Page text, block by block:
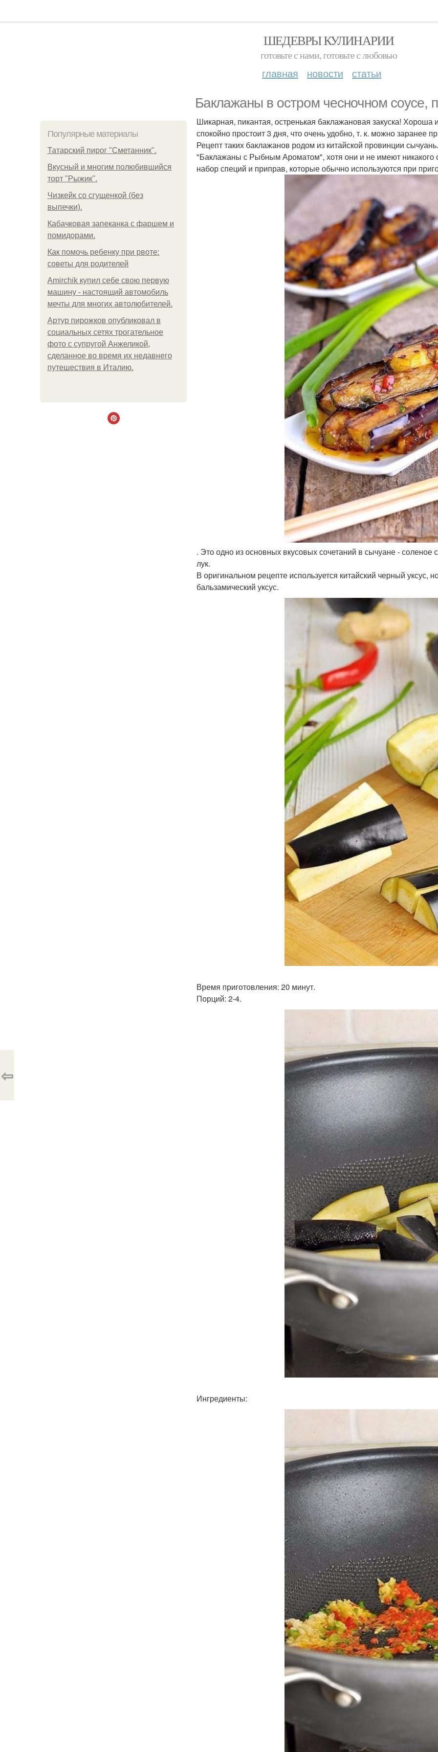
ШЕДЕВРЫ КУЛИНАРИИ
готовьте с нами, готовьте с любовью
главная новости статьи
Баклажаны в остром чесночном соусе,
Популярные материалы
Татарский пирог "Сметанник".
Вкусный и многим полюбившийся
торт "Рыжик".
Чизкейк со сгущенкой (без
выпечки).
Кабачковая запеканка с фаршем и
помидорами.
Как помочь ребенку при рвоте:
советы для родителей
Amirchik купил себе свою первую
машину - настоящий автомобиль
мечты для многих автолюбителей.
Артур пирожков опубликовал в
социальных сетях трогательное
фото с супругой Анжеликой,
сделанное во время их недавнего
путешествия в Италию.
Шикарная, пикантая, остренькая баклажановая закуска!
спокойно простоит 3 дня, что очень удобно, т. к. можно заранее
Рецепт таких баклажанов родом из китайской провинции
"Баклажаны с Рыбным Ароматом", хотя они и не имеют
набор специй и приправ, которые обычно используются при
. Это одно из основных вкусовых сочетаний в сычуане - соленое
лук.
В оригинальном рецепте используется китайский черный
бальзамический уксус.
Время приготовления: 20 минут.
Порций: 2-4.
Ингредиенты:
⇦